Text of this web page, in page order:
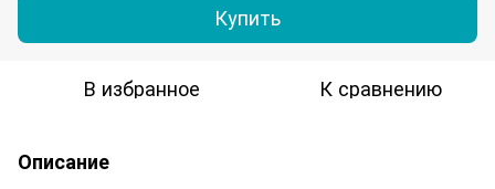
Купить
В избранное К сравнению
Описание